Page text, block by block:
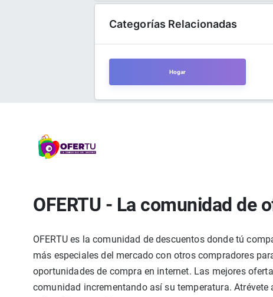
Categorías Relacionadas
Hogar
OFERTU - La comunidad de
OFERTU es la comunidad de descuentos donde tú
más especiales del mercado con otros compradores
oportunidades de compra en internet. Las mejores
comunidad incrementando así su temperatura.